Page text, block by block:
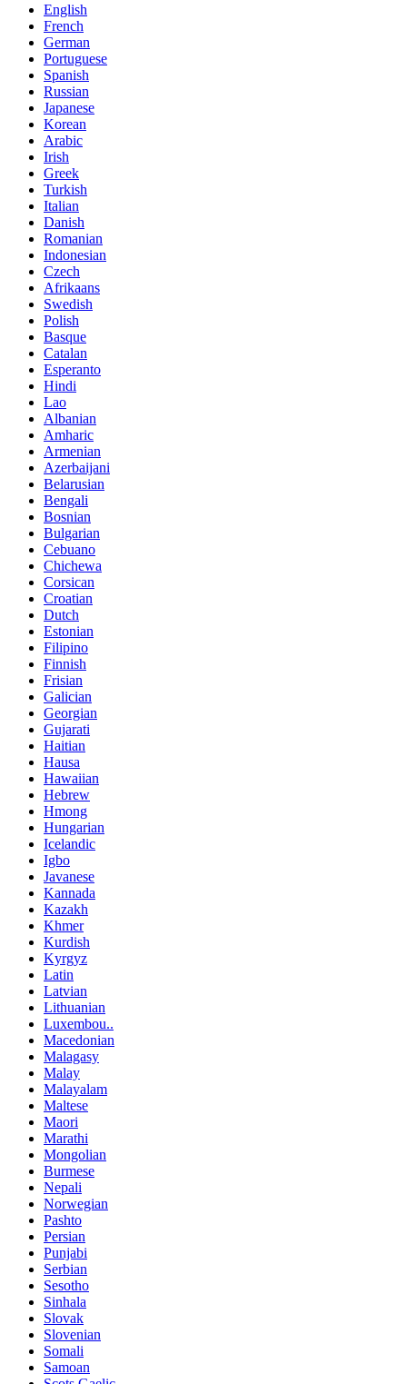
English
French
German
Portuguese
Spanish
Russian
Japanese
Korean
Arabic
Irish
Greek
Turkish
Italian
Danish
Romanian
Indonesian
Czech
Afrikaans
Swedish
Polish
Basque
Catalan
Esperanto
Hindi
Lao
Albanian
Amharic
Armenian
Azerbaijani
Belarusian
Bengali
Bosnian
Bulgarian
Cebuano
Chichewa
Corsican
Croatian
Dutch
Estonian
Filipino
Finnish
Frisian
Galician
Georgian
Gujarati
Haitian
Hausa
Hawaiian
Hebrew
Hmong
Hungarian
Icelandic
Igbo
Javanese
Kannada
Kazakh
Khmer
Kurdish
Kyrgyz
Latin
Latvian
Lithuanian
Luxembou..
Macedonian
Malagasy
Malay
Malayalam
Maltese
Maori
Marathi
Mongolian
Burmese
Nepali
Norwegian
Pashto
Persian
Punjabi
Serbian
Sesotho
Sinhala
Slovak
Slovenian
Somali
Samoan